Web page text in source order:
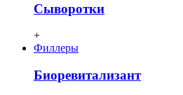
Сыворотки
+
Филлеры
Биоревитализант